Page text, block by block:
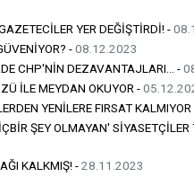
YER DEĞİŞTİRDİ! -
-08.12.2023
CHP'NİN DEZAVANTAJLARI… -
İLE MEYDAN OKUYOR -
YENİLERE FIRSAT KALMIYOR
ŞEY OLMAYAN' SİYASETÇİLER
KALKMIŞ! -28.11.2023